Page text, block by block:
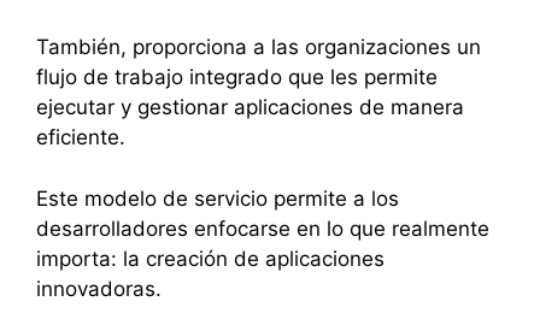
También, proporciona a las organizaciones un
flujo de trabajo integrado que les permite
ejecutar y gestionar aplicaciones de manera
eficiente.
Este modelo de servicio permite a los
desarrolladores enfocarse en lo que realmente
importa: la creación de aplicaciones
innovadoras.